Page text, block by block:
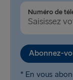
Numéro de
Abonnez-
* En vous